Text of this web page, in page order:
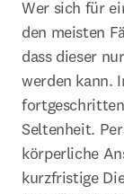
Wer sich für
den meisten
dass dieser
werden kann.
Seltenheit.
körperliche
kurzfristige